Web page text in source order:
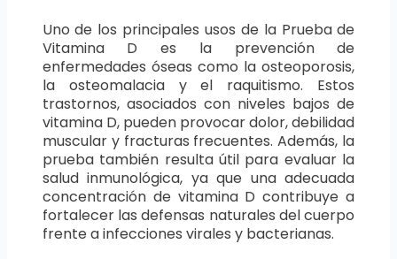
Uno de los principales usos de la Prueba de
Vitamina D es la prevención de
enfermedades óseas como la osteoporosis,
la osteomalacia y el raquitismo. Estos
trastornos, asociados con niveles bajos de
vitamina D, pueden provocar dolor, debilidad
muscular y fracturas frecuentes. Además, la
prueba también resulta útil para evaluar la
salud inmunológica, ya que una adecuada
concentración de vitamina D contribuye a
fortalecer las defensas naturales del cuerpo
frente a infecciones virales y bacterianas.